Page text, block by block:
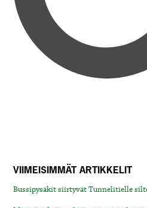
VIIMEISIMMÄT ARTIKKELIT
Bussipysäkit siirtyvät Tunnelitielle